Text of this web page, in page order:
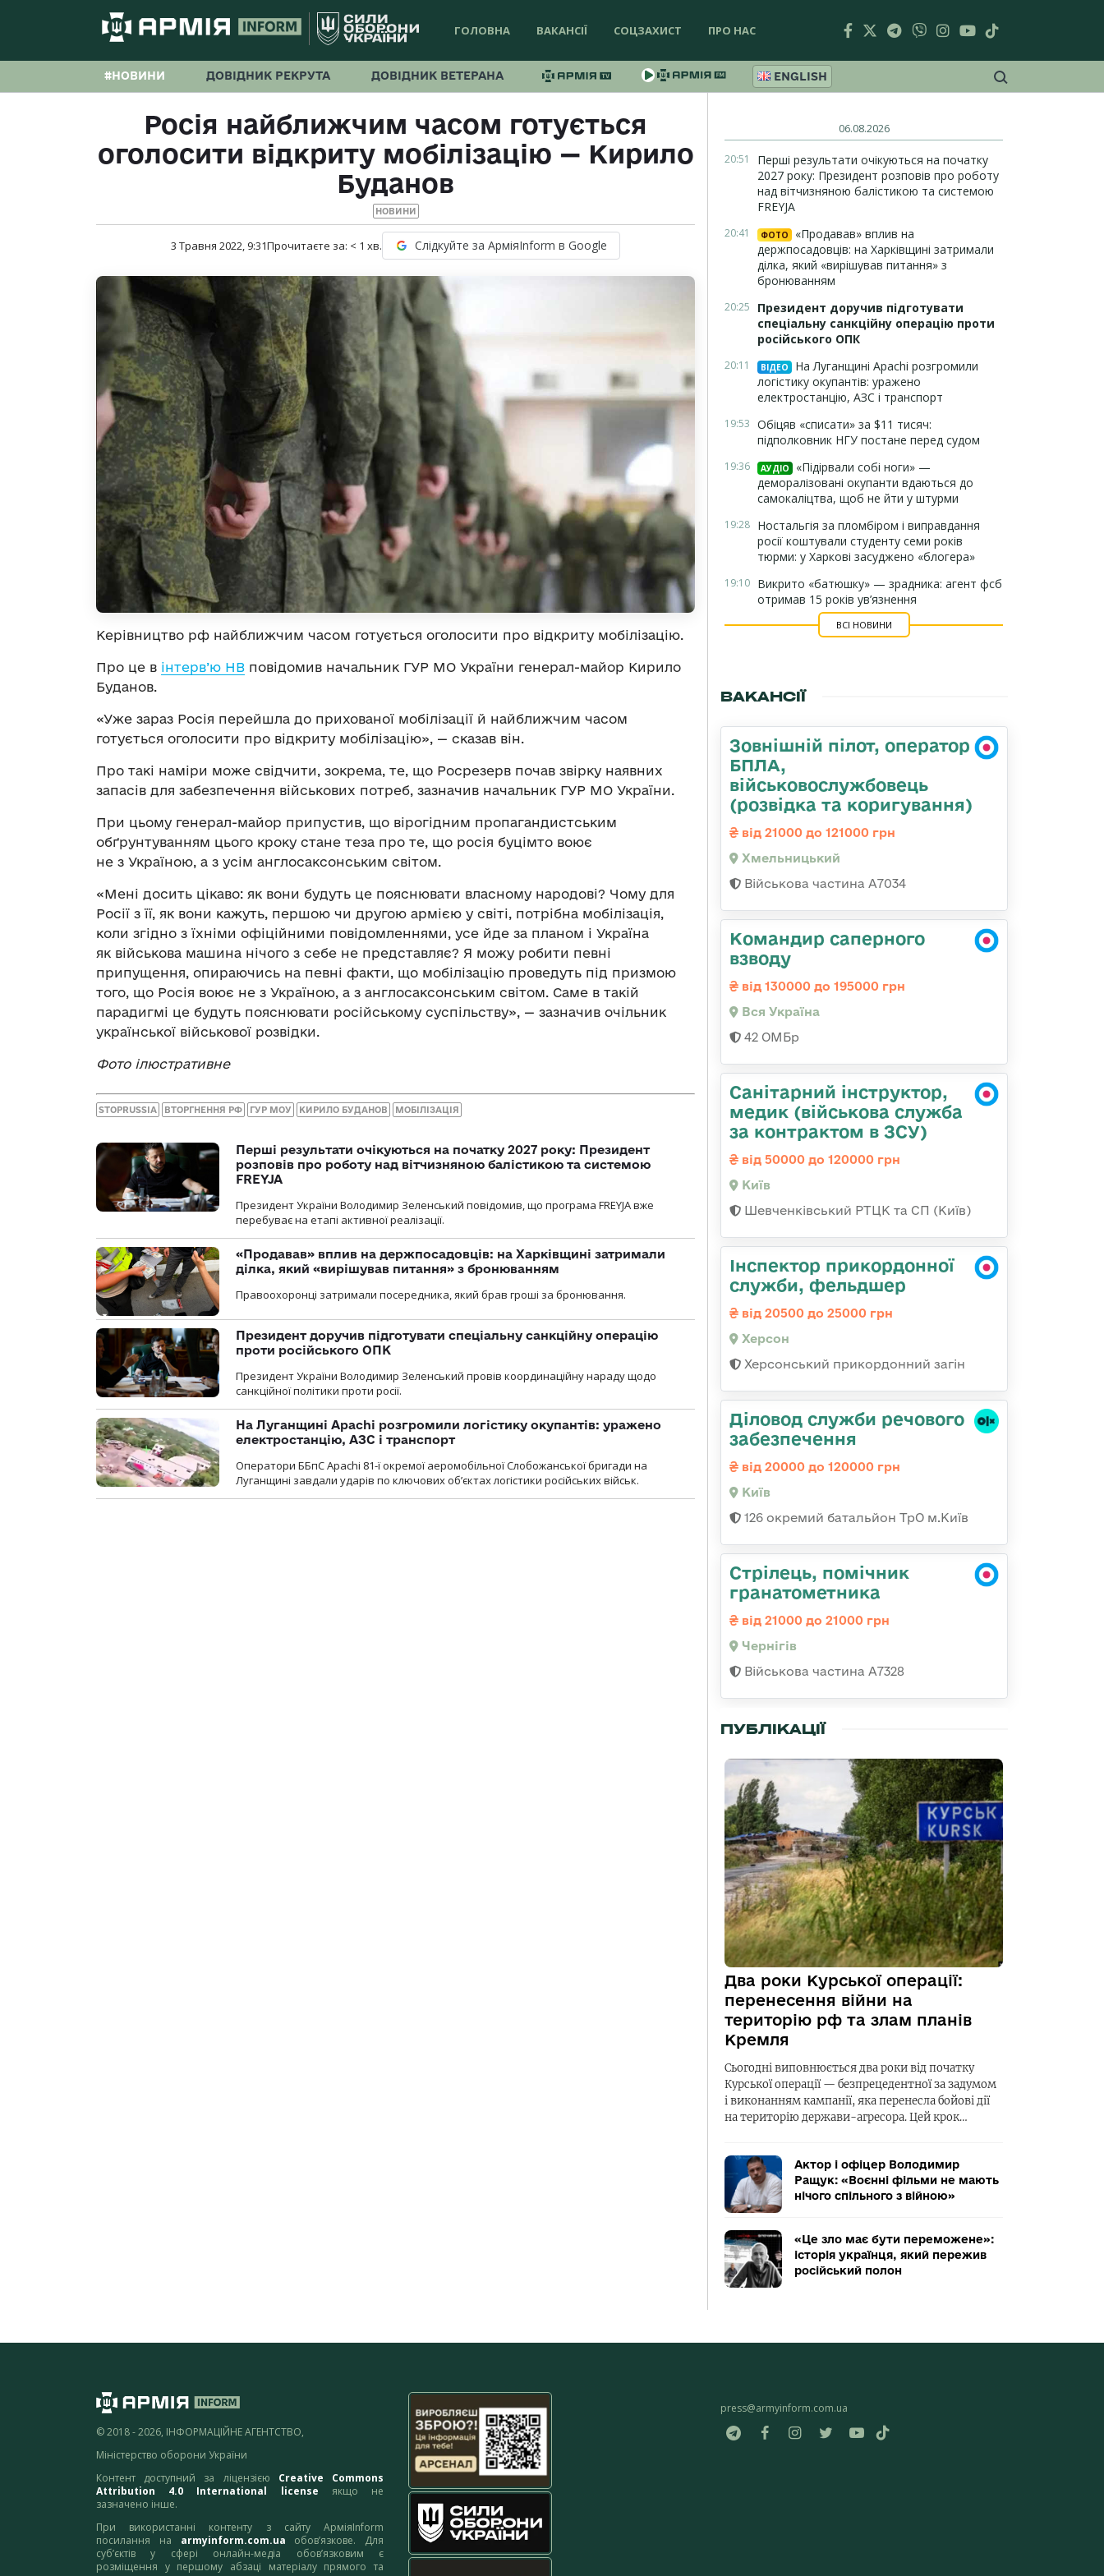
ГОЛОВНА ВАКАНСІЇ СОЦЗАХИСТ ПРО НАС
#НОВИНИ ДОВІДНИК РЕКРУТА ДОВІДНИК ВЕТЕРАНА ENGLISH
Росія найближчим часом готується
оголосити відкриту мобілізацію — Кирило
Буданов
НОВИНИ
3 Травня 2022, 9:31Прочитаєте за: < 1 хв. Слідкуйте за АрміяInform в Google
Керівництво рф найближчим часом готується оголосити про відкриту мобілізацію.
Про це в інтерв’ю НВ повідомив начальник ГУР МО України генерал-майор Кирило
Буданов.
«Уже зараз Росія перейшла до прихованої мобілізації й найближчим часом
готується оголосити про відкриту мобілізацію», — сказав він.
Про такі наміри може свідчити, зокрема, те, що Росрезерв почав звірку наявних
запасів для забезпечення військових потреб, зазначив начальник ГУР МО України.
При цьому генерал-майор припустив, що вірогідним пропагандистським
обґрунтуванням цього кроку стане теза про те, що росія буцімто воює
не з Україною, а з усім англосаксонським світом.
«Мені досить цікаво: як вони будуть це пояснювати власному народові? Чому для
Росії з її, як вони кажуть, першою чи другою армією у світі, потрібна мобілізація,
коли згідно з їхніми офіційними повідомленнями, усе йде за планом і Україна
як військова машина нічого з себе не представляє? Я можу робити певні
припущення, опираючись на певні факти, що мобілізацію проведуть під призмою
того, що Росія воює не з Україною, а з англосаксонським світом. Саме в такій
парадигмі це будуть пояснювати російському суспільству», — зазначив очільник
української військової розвідки.
Фото ілюстративне
STOPRUSSIA ВТОРГНЕННЯ РФ ГУР МОУ КИРИЛО БУДАНОВ МОБІЛІЗАЦІЯ
Перші результати очікуються на початку 2027 року: Президент
розповів про роботу над вітчизняною балістикою та системою
FREYJA
Президент України Володимир Зеленський повідомив, що програма FREYJA вже
перебуває на етапі активної реалізації.
«Продавав» вплив на держпосадовців: на Харківщині затримали
ділка, який «вирішував питання» з бронюванням
Правоохоронці затримали посередника, який брав гроші за бронювання.
Президент доручив підготувати спеціальну санкційну операцію
проти російського ОПК
Президент України Володимир Зеленський провів координаційну нараду щодо
санкційної політики проти росії.
На Луганщині Apachi розгромили логістику окупантів: уражено
електростанцію, АЗС і транспорт
Оператори ББпС Apachi 81-ї окремої аеромобільної Слобожанської бригади на
Луганщині завдали ударів по ключових об’єктах логістики російських військ.
06.08.2026
20:51
Перші результати очікуються на початку
2027 року: Президент розповів про роботу
над вітчизняною балістикою та системою
FREYJA
20:41 ФОТО
«Продавав» вплив на
держпосадовців: на Харківщині затримали
ділка, який «вирішував питання» з
бронюванням
20:25
Президент доручив підготувати
спеціальну санкційну операцію проти
російського ОПК
20:11 ВІДЕО
На Луганщині Apachi розгромили
логістику окупантів: уражено
електростанцію, АЗС і транспорт
19:53 Обіцяв «списати» за $11 тисяч:
підполковник НГУ постане перед судом
19:36 АУДІО
«Підірвали собі ноги» —
деморалізовані окупанти вдаються до
самокаліцтва, щоб не йти у штурми
19:28 Ностальгія за пломбіром і виправдання
росії коштували студенту семи років
тюрми: у Харкові засуджено «блогера»
19:10 Викрито «батюшку» — зрадника: агент фсб
отримав 15 років ув’язнення
ВСІ НОВИНИ
ВАКАНСІЇ
Зовнішній пілот, оператор
БПЛА,
військовослужбовець
(розвідка та коригування)
від 21000 до 121000 грн
Хмельницький
Військова частина А7034
Командир саперного
взводу
від 130000 до 195000 грн
Вся Україна
42 ОМБр
Санітарний інструктор,
медик (військова служба
за контрактом в ЗСУ)
від 50000 до 120000 грн
Київ
Шевченківський РТЦК та СП (Київ)
Інспектор прикордонної
служби, фельдшер
від 20500 до 25000 грн
Херсон
Херсонський прикордонний загін
Діловод служби речового
забезпечення
від 20000 до 120000 грн
Київ
126 окремий батальйон ТрО м.Київ
Стрілець, помічник
гранатометника
від 21000 до 21000 грн
Чернігів
Військова частина А7328
ПУБЛІКАЦІЇ
Два роки Курської операції:
перенесення війни на
територію рф та злам планів
Кремля
Сьогодні виповнюється два роки від початку
Курської операції — безпрецедентної за задумом
і виконанням кампанії, яка перенесла бойові дії
на територію держави-агресора. Цей крок…
Актор і офіцер Володимир
Ращук: «Воєнні фільми не мають
нічого спільного з війною»
«Це зло має бути переможене»:
історія українця, який пережив
російський полон
© 2018 - 2026, ІНФОРМАЦІЙНЕ АГЕНТСТВО,
Міністерство оборони України
Контент доступний за ліцензією Creative Commons
Attribution 4.0 International license якщо не
зазначено інше.
При використанні контенту з сайту АрміяInform
посилання на armyinform.com.ua обов’язкове. Для
суб’єктів у сфері онлайн-медіа обов’язковим є
розміщення у першому абзаці матеріалу прямого та
press@armyinform.com.ua